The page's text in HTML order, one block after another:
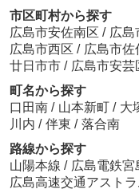
市区町村から探す
広島市安佐南区 / 広島
広島市西区 / 広島市佐
廿日市市 / 広島市安芸
町名から探す
口田南 / 山本新町 / 大
川内 / 伴東 / 落合南
路線から探す
山陽本線 / 広島電鉄宮
広島高速交通アスト